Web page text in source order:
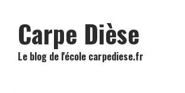
Carpe Dièse
Le blog de l'école carpediese.fr